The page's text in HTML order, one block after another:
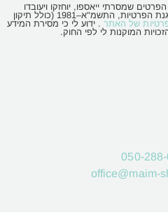
שמסרתי ייאספו, יוחזקו ויעובדו
במאגר מידע בהתאם להוראות חוק הגנת הפרטיות, התשמ"א–1981 (כולל תיקון
של האתר . ידוע לי כי מסירת המידע
המוקנות לי לפי החוק.
050-
office@maim-